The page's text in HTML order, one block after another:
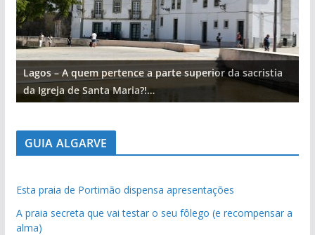
Lagos – A quem pertence a parte superior da sacristia
da Igreja de Santa Maria?!…
GUIA ALGARVE
Esta praia de Portimão dispensa apresentações
A praia secreta que vai testar o seu fôlego (e recompensar a
alma)